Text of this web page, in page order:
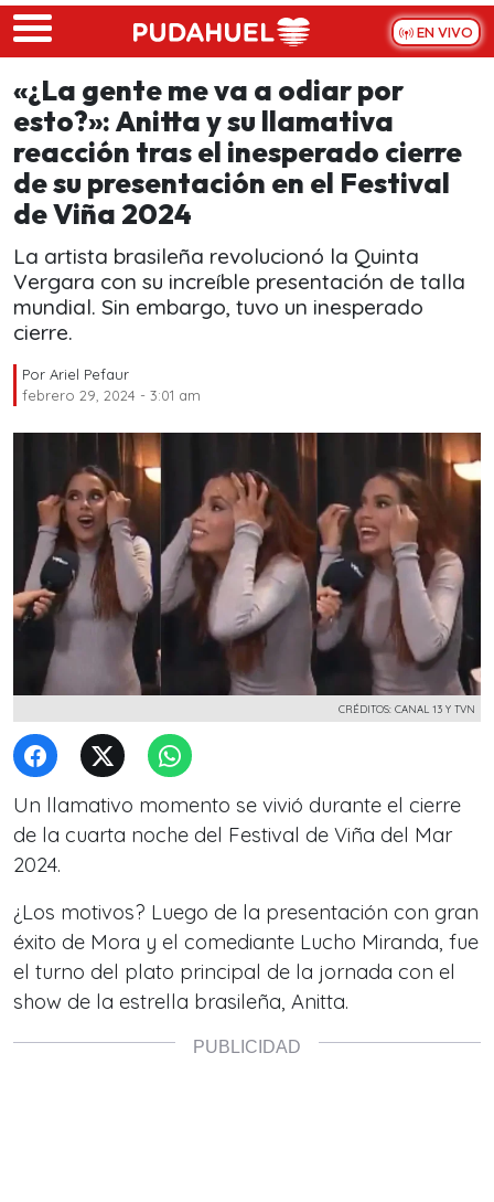
Skip to main content
EN VIVO
«¿La gente me va a odiar por
esto?»: Anitta y su llamativa
reacción tras el inesperado cierre
de su presentación en el Festival
de Viña 2024
La artista brasileña revolucionó la Quinta
Vergara con su increíble presentación de talla
mundial. Sin embargo, tuvo un inesperado
cierre.
Por Ariel Pefaur
febrero 29, 2024 - 3:01 am
CRÉDITOS: CANAL 13 Y TVN
Un llamativo momento se vivió durante el cierre
de la cuarta noche del Festival de Viña del Mar
2024.
¿Los motivos? Luego de la presentación con gran
éxito de Mora y el comediante Lucho Miranda, fue
el turno del plato principal de la jornada con el
show de la estrella brasileña, Anitta.